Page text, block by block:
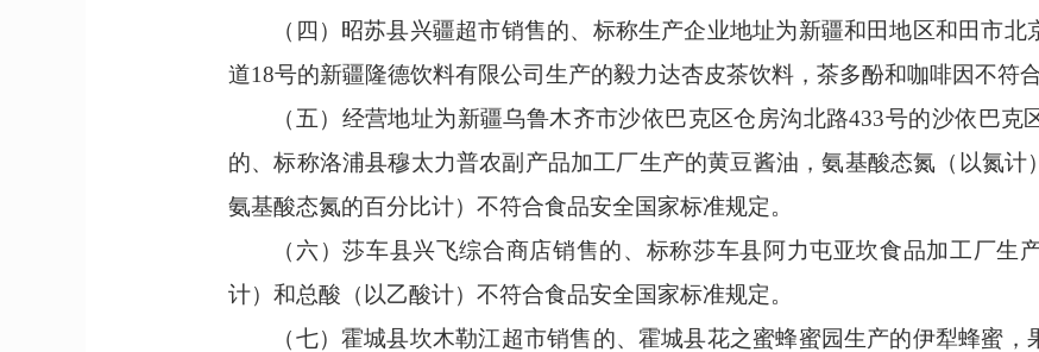
（四） 昭苏县兴疆超市销售的、标称生产企业地址为新疆和田地区和田市北
道18号的新疆隆德饮料有限公司生产的毅力达杏皮茶饮料，茶多酚和咖啡因不符
（五） 经营地址为新疆乌鲁木齐市沙依巴克区仓房沟北路433号的沙依巴克
的、标称洛浦县穆太力普农副产品加工厂生产的黄豆酱油，氨基酸态氮 （ 以氮计）
氨基酸态氮的百分比计） 不符合食品安全国家标准规定。
（六）莎车县兴飞综合商店销售的、标称莎车县阿力屯亚坎食品加工厂生
计） 和总酸 （ 以乙酸计） 不符合食品安全国家标准规定。
（七）霍城县坎木勒江超市销售的、霍城县花之蜜蜂蜜园生产的伊犁蜂蜜，